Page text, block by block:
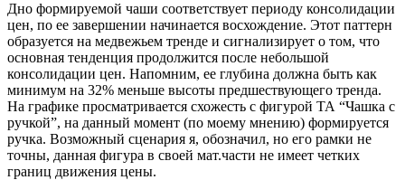
Дно формируемой чаши соответствует периоду консолидации
цен, по ее завершении начинается восхождение. Этот паттерн
образуется на медвежьем тренде и сигнализирует о том, что
основная тенденция продолжится после небольшой
консолидации цен. Напомним, ее глубина должна быть как
минимум на 32% меньше высоты предшествующего тренда.
На графике просматривается схожесть с фигурой ТА “Чашка с
ручкой”, на данный момент (по моему мнению) формируется
ручка. Возможный сценария я, обозначил, но его рамки не
точны, данная фигура в своей мат.части не имеет четких
границ движения цены.